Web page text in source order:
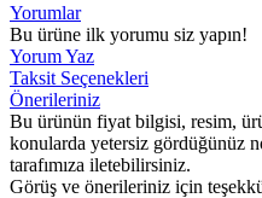
Yorumlar
Bu ürüne ilk yorumu siz yapın!
Yorum Yaz
Taksit Seçenekleri
Önerileriniz
Bu ürünün fiyat bilgisi, resim,
konularda yetersiz gördüğünüz
tarafımıza iletebilirsiniz.
Görüş ve önerileriniz için